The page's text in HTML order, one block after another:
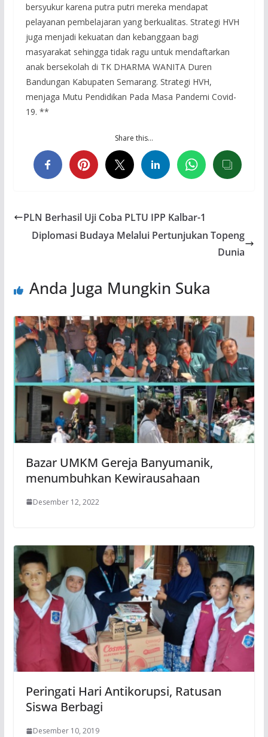
bersyukur karena putra putri mereka mendapat
pelayanan pembelajaran yang berkualitas. Strategi HVH
juga menjadi kekuatan dan kebanggaan bagi
masyarakat sehingga tidak ragu untuk mendaftarkan
anak bersekolah di TK DHARMA WANITA Duren
Bandungan Kabupaten Semarang. Strategi HVH,
menjaga Mutu Pendidikan Pada Masa Pandemi Covid-
19. **
Share this…
PLN Berhasil Uji Coba PLTU IPP Kalbar-1
Diplomasi Budaya Melalui Pertunjukan Topeng
Dunia
Anda Juga Mungkin Suka
Bazar UMKM Gereja Banyumanik,
menumbuhkan Kewirausahaan
Desember 12, 2022
Peringati Hari Antikorupsi, Ratusan
Siswa Berbagi
Desember 10, 2019